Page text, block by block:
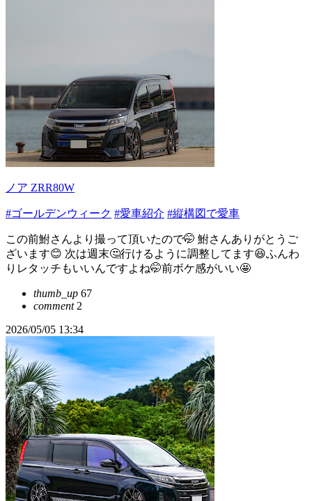
ノア ZRR80W
#ゴールデンウィーク #愛車紹介 #縦構図で愛車
この前鮒さんより撮って頂いたので🤭 鮒さんありがとうご
ざいます😊 次は週末🤔行けるように調整してます😆ふんわ
りレタッチもいいんですよね🤭前ボケ感がいい🤩
thumb_up 67
comment2
2026/05/05 13:34